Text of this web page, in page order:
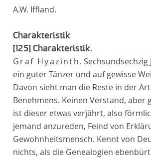
A.W. Iffland.
Charakteristik
[125]Charakteristik.
Graf Hyazinth. Sechsundsechzig
ein guter Tänzer und auf gewisse
Davon sieht man die Reste in der
Benehmens. Keinen Verstand, aber
ist dieser etwas verjährt, also
jemand anzureden, Feind von
Gewohnheitsmensch. Kennt von
nichts, als die Genealogien